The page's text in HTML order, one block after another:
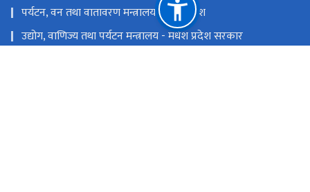
पर्यटन, वन तथा वातावरण मन्त्रालय, कोशी प्रदेश
उद्योग, वाणिज्य तथा पर्यटन मन्त्रालय - मधेश प्रदेश सरकार